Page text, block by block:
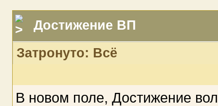
Достижение ВП
Затронуто: Всё
В новом поле, Достижение